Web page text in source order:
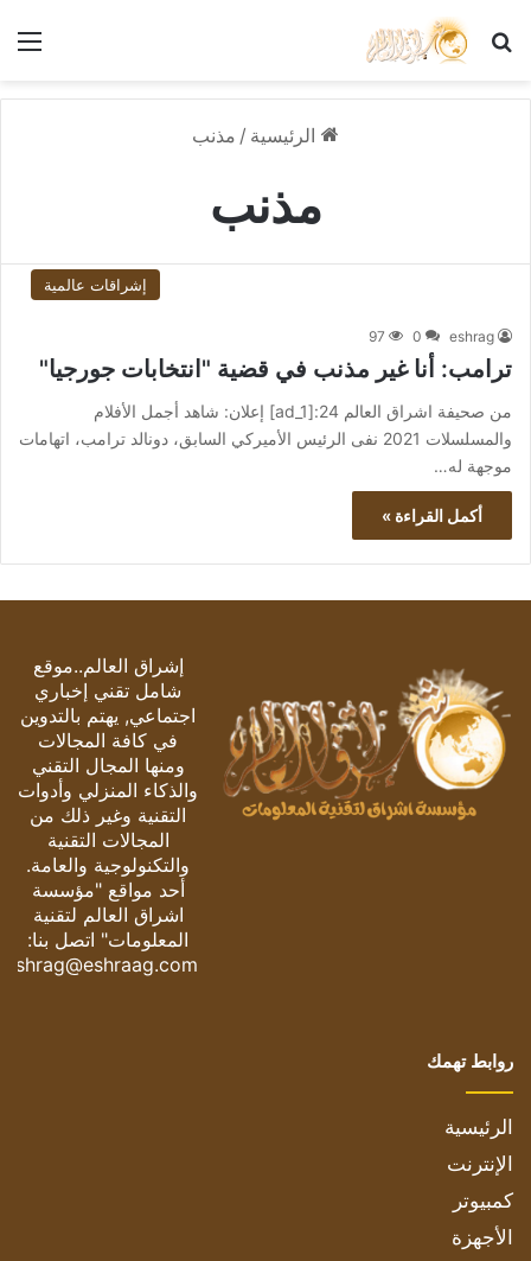
بحث عن
الرئيسية / مذنب
مذنب
إشراقات عالمية
eshrag
0
97
ترامب: أنا غير مذنب في قضية "انتخابات جورجيا"
من صحيفة اشراق العالم 24:[ad_1] إعلان: شاهد أجمل الأفلام
والمسلسلات 2021 نفى الرئيس الأميركي السابق، دونالد ترامب، اتهامات
موجهة له…
أكمل القراءة »
إشراق العالم..موقع
شامل تقني إخباري
اجتماعي, يهتم بالتدوين
في كافة المجالات
ومنها المجال التقني
والذكاء المنزلي وأدوات
التقنية وغير ذلك من
المجالات التقنية
والتكنولوجية والعامة.
أحد مواقع "مؤسسة
اشراق العالم لتقنية
المعلومات" اتصل بنا:
eshrag@eshraag.com
روابط تهمك
الرئيسية
الإنترنت
كمبيوتر
الأجهزة